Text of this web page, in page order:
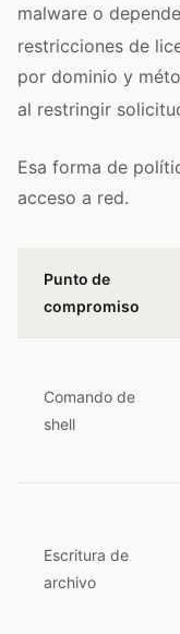
malware o
restricciones de
por dominio y
al restringir
Esa forma de
acceso a red.
Punto de
compromiso
Comando de
shell
Escritura de
archivo